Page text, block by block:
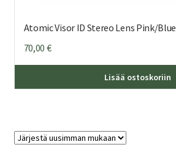
Atomic Visor ID Stereo Lens Pink/Blue
70,00 €
Lisää ostoskoriin